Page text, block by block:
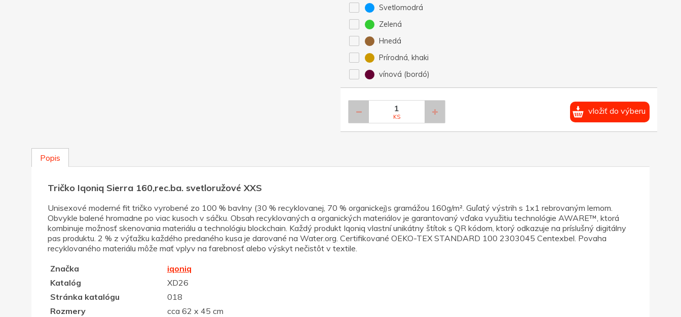
Svetlomodrá
Zelená
Hnedá
Prírodná, khaki
vínová (bordó)
KS
vložiť do výberu
Popis
Tričko Iqoniq Sierra 160,rec.ba. svetloružové XXS
Unisexové moderné fit tričko vyrobené zo 100 % bavlny (30 % recyklovanej, 70 % organickej)s gramážou 160g/m². Guľatý výstrih s 1x1 rebrovaným lemom.
Obvykle balené hromadne po viac kusoch v sáčku. Obsah recyklovaných a organických materiálov je garantovaný vďaka využitiu technológie AWARE™, ktorá
kombinuje možnosť skenovania materiálu a technológiu blockchain. Každý produkt Iqoniq vlastní unikátny štítok s QR kódom, ktorý odkazuje na príslušný digitálny
pas produktu. 2 % z výťažku každého predaného kusa je darované na Water.org. Certifikované OEKO-TEX STANDARD 100 2303045 Centexbel. Povaha
recyklovaného materiálu môže mať vplyv na farebnosť alebo výskyt nečistôt v textile.
Značka
iqoniq
Katalóg
XD26
Stránka katalógu
018
Rozmery
cca 62 x 45 cm